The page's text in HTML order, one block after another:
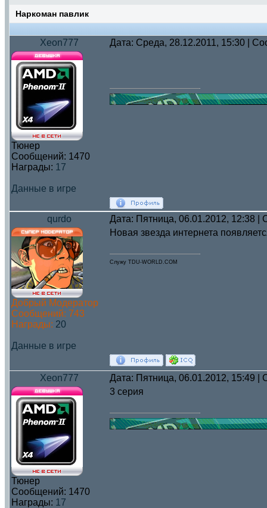
Наркоман павлик
Xeon777 Дата: Среда, 28.12.2011, 15:30 |
Тюнер
Сообщений: 1470
Награды: 17
Данные в игре
qurdo Дата: Пятница, 06.01.2012, 12:38
Добрый Модератор
Сообщений: 743
Награды: 20
Данные в игре
Новая звезда интернета
Служу TDU-WORLD.COM
Xeon777 Дата: Пятница, 06.01.2012, 15:49
Тюнер
Сообщений: 1470
Награды: 17
3 серия